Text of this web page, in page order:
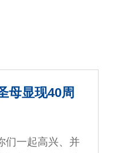
母显现40周
们一起高兴、并